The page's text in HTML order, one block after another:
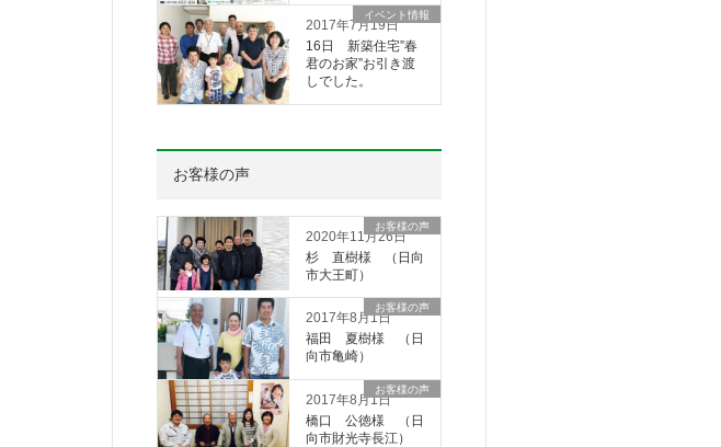
2017年7月19日
イベント情報
16日 新築住宅”春
君のお家”お引き渡
しでした。
お客様の声
2020年11月26日
お客様の声
杉 直樹様 （日向
市大王町）
2017年8月1日
お客様の声
福田 夏樹様 （日
向市亀崎）
2017年8月1日
お客様の声
橋口 公徳様 （日
向市財光寺長江）